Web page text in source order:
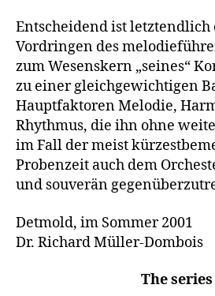
Entscheidend ist letztendlich
Vordringen des
zum Wesenskern „seines“
zu einer gleichgewichtigen
Hauptfaktoren Melodie,
Rhythmus, die ihn ohne
im Fall der meist
Probenzeit auch dem
und souverän
Detmold, im Sommer 2001
Dr. Richard Müller-Dombois
The series